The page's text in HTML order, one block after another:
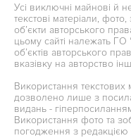
Усі виключні майнові й
текстові матеріали,
об’єкти авторського
цьому сайті належать ГО
об’єктів авторського
вказівку на авторство
Використання текстових
дозволено лише з
видань -
Використання фото та
погодження з